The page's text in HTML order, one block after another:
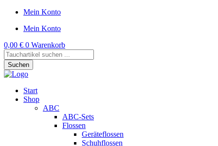
Mein Konto
Mein Konto
0,00 € 0 Warenkorb
Products
search
Suchen
Start
Shop
ABC
ABC-Sets
Flossen
Geräteflossen
Schuhflossen